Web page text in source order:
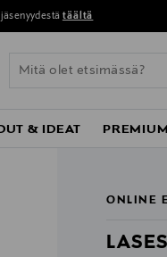
täältä
& IDEAT
ONLINE